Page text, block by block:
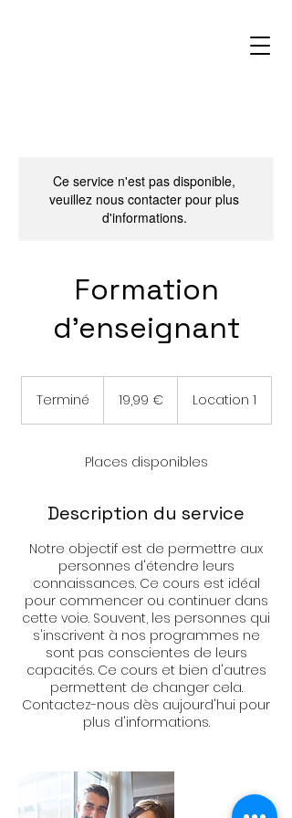
Ce service n'est pas disponible,
veuillez nous contacter pour plus
d'informations.
Formation
d'enseignant
Terminé
m
19,99 € Location 1
Places disponibles
Description du service
Notre objectif est de permettre aux
personnes d'étendre leurs
connaissances. Ce cours est idéal
pour commencer ou continuer dans
cette voie. Souvent, les personnes qui
s'inscrivent à nos programmes ne
sont pas conscientes de leurs
capacités. Ce cours et bien d'autres
permettent de changer cela.
Contactez-nous dès aujourd'hui pour
plus d'informations.